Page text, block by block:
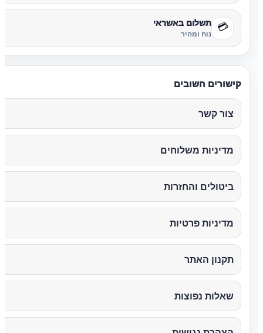
💳 תשלום באשראי
נוח ומהיר
קישורים חשובים
צור קשר
מדיניות משלוחים
ביטולים והחזרות
מדיניות פרטיות
תקנון האתר
שאלות נפוצות